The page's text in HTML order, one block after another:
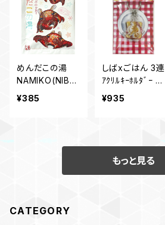
めんだこの湯
NAMIKO(NIBO
SHI&)×LIBRET
¥385
しばxごはん 3連
ｱｸﾘﾙｷｰﾎﾙﾀﾞｰ ｸﾛ
ｯｸﾏﾀﾞﾑ
¥935
もっと見る
CATEGORY